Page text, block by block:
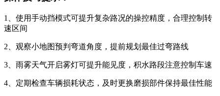
1、使用手动挡模式可提升复杂路况的操控精度，合理控制转
速区间
2、观察小地图预判弯道角度，提前规划最佳过弯路线
3、雨雾天气开启雾灯可提升能见度，积水路段注意控制车速
4、定期检查车辆损耗状态，及时更换磨损部件保持最佳性能